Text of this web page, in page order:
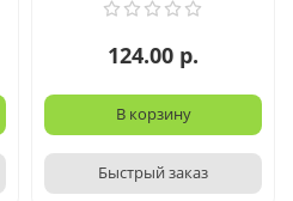
124.00 р.
В корзину
Быстрый заказ